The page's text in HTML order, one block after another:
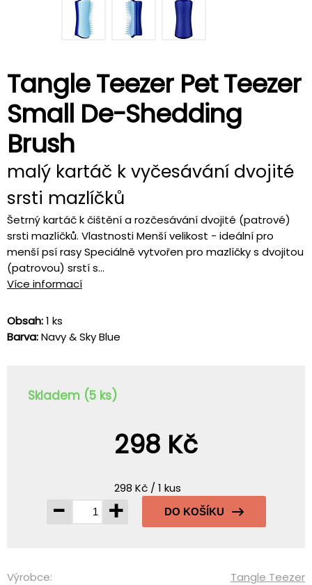
Tangle Teezer Pet Teezer
Small De-Shedding
Brush
malý kartáč k vyčesávání dvojité
srsti mazlíčků
Šetrný kartáč k čištění a rozčesávání dvojité (patrové)
srsti mazlíčků. Vlastnosti Menší velikost - ideální pro
menší psí rasy Speciálně vytvořen pro mazlíčky s dvojitou
(patrovou) srstí s...
Více informací
Obsah:1 ks
Barva:Navy & Sky Blue
Skladem (5 ks)
298 Kč
298 Kč / 1 kus
- + DO KOŠÍKU
Výrobce: Tangle Teezer